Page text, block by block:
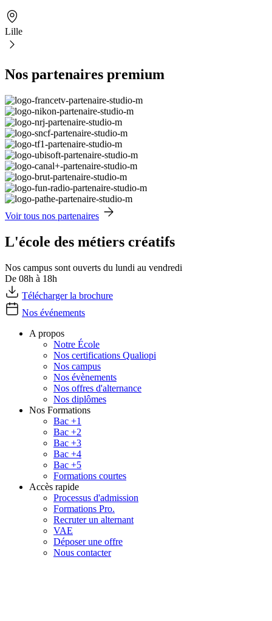
Lille
Nos partenaires premium
Voir tous nos partenaires
L'école des métiers créatifs
Nos campus sont ouverts du lundi au vendredi
De 08h à 18h
Télécharger la brochure
Nos événements
A propos
Notre École
Nos certifications Qualiopi
Nos campus
Nos évènements
Nos offres d'alternance
Nos diplômes
Nos Formations
Bac +1
Bac +2
Bac +3
Bac +4
Bac +5
Formations courtes
Accès rapide
Processus d'admission
Formations Pro.
Recruter un alternant
VAE
Déposer une offre
Nous contacter